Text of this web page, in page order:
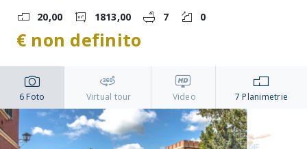
20,00 1813,00 7 0
€ non definito
6 Foto Virtual tour Video 7 Planimetrie